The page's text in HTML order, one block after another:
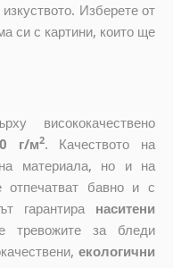
Изберете от
си с картини, които ще
висококачествено
г/м2. Качеството на
материала, но и на
отпечатват бавно и с
гарантира наситени
за бледи
екологични